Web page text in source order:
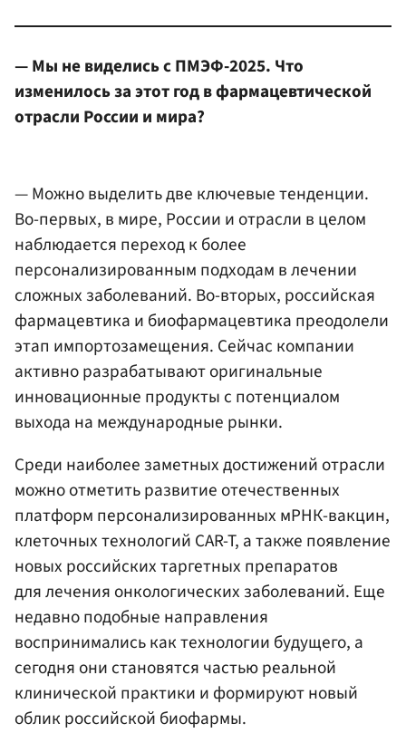
— Мы не виделись с ПМЭФ-2025. Что
изменилось за этот год в фармацевтической
отрасли России и мира?
— Можно выделить две ключевые тенденции.
Во-первых, в мире, России и отрасли в целом
наблюдается переход к более
персонализированным подходам в лечении
сложных заболеваний. Во-вторых, российская
фармацевтика и биофармацевтика преодолели
этап импортозамещения. Сейчас компании
активно разрабатывают оригинальные
инновационные продукты с потенциалом
выхода на международные рынки.
Среди наиболее заметных достижений отрасли
можно отметить развитие отечественных
платформ персонализированных мРНК-вакцин,
клеточных технологий CAR-T, а также появление
новых российских таргетных препаратов
для лечения онкологических заболеваний. Еще
недавно подобные направления
воспринимались как технологии будущего, а
сегодня они становятся частью реальной
клинической практики и формируют новый
облик российской биофармы.